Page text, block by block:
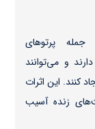
جمله پرتوهای
و می‌توانند
کنند. این اثرات
زنده آسیب